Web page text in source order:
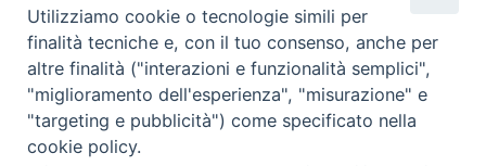
Torna il Campo Missionario Diocesano
Utilizziamo cookie o tecnologie simili per
finalità tecniche e, con il tuo consenso, anche per
altre finalità ("interazioni e funzionalità semplici",
"miglioramento dell'esperienza", "misurazione" e
"targeting e pubblicità") come specificato nella
cookie policy.